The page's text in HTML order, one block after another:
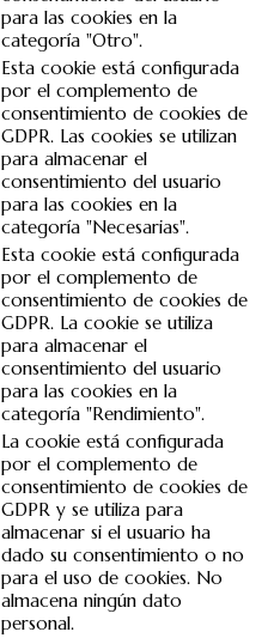
para las cookies en la
categoría "Otro".
Esta cookie está configurada
por el complemento de
consentimiento de cookies de
GDPR. Las cookies se utilizan
para almacenar el
consentimiento del usuario
para las cookies en la
categoría "Necesarias".
Esta cookie está configurada
por el complemento de
consentimiento de cookies de
GDPR. La cookie se utiliza
para almacenar el
consentimiento del usuario
para las cookies en la
categoría "Rendimiento".
La cookie está configurada
por el complemento de
consentimiento de cookies de
GDPR y se utiliza para
almacenar si el usuario ha
dado su consentimiento o no
para el uso de cookies. No
almacena ningún dato
personal.